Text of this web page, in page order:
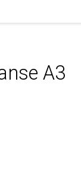
A3